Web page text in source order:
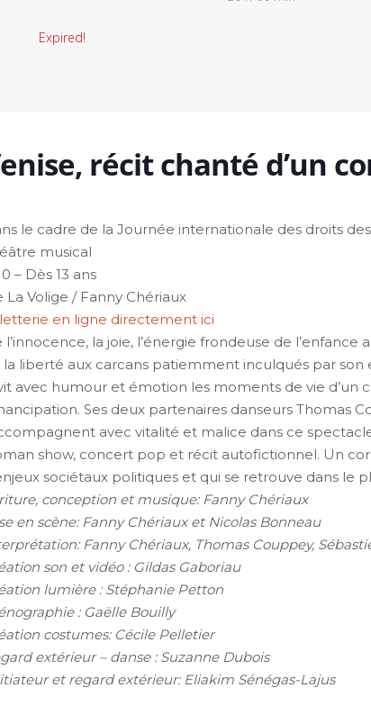
Expired!
récit chanté d’un
le cadre de la Journée internationale des droits
musical
– Dès 13 ans
La Volige / Fanny Chériaux
en ligne directement ici
l’innocence, la joie, l’énergie frondeuse de
la liberté aux carcans patiemment inculqués par son
avec humour et émotion les moments de vie d’un
Ses deux partenaires danseurs Thomas
avec vitalité et malice dans ce
show, concert pop et récit autofictionnel. Un
sociétaux politiques et qui se retrouve dans le
conception et musique: Fanny Chériaux
en scène: Fanny Chériaux et Nicolas Bonneau
Fanny Chériaux, Thomas Couppey,
son et vidéo : Gildas Gaboriau
lumière : Stéphanie Petton
: Gaëlle Bouilly
costumes: Cécile Pelletier
extérieur – danse : Suzanne Dubois
et regard extérieur: Eliakim Sénégas-Lajus